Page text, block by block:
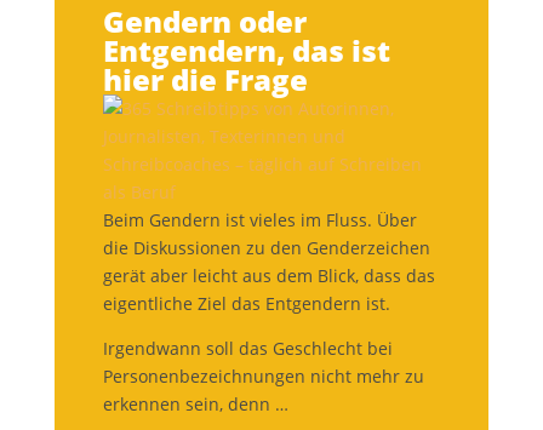
Gendern oder
Entgendern, das ist
hier die Frage
Beim Gendern ist vieles im Fluss. Über
die Diskussionen zu den Genderzeichen
gerät aber leicht aus dem Blick, dass das
eigentliche Ziel das Entgendern ist.
Irgendwann soll das Geschlecht bei
Personenbezeichnungen nicht mehr zu
erkennen sein, denn …